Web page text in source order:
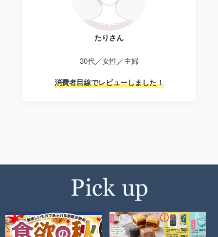
たりさん
30代／女性／主婦
消費者目線でレビューしました！